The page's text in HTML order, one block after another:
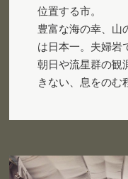
位置する市。
豊富な海の幸、山
は日本一。夫婦岩
朝日や流星群の観
きない、息をのむ